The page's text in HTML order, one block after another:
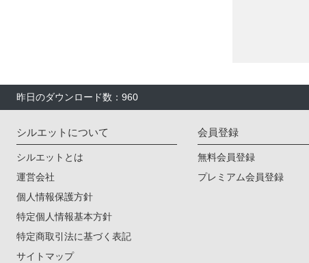
昨日のダウンロード数：960
シルエットについて
シルエットとは
運営会社
個人情報保護方針
特定個人情報基本方針
特定商取引法に基づく表記
サイトマップ
会員登録
無料会員登録
プレミアム会員登録